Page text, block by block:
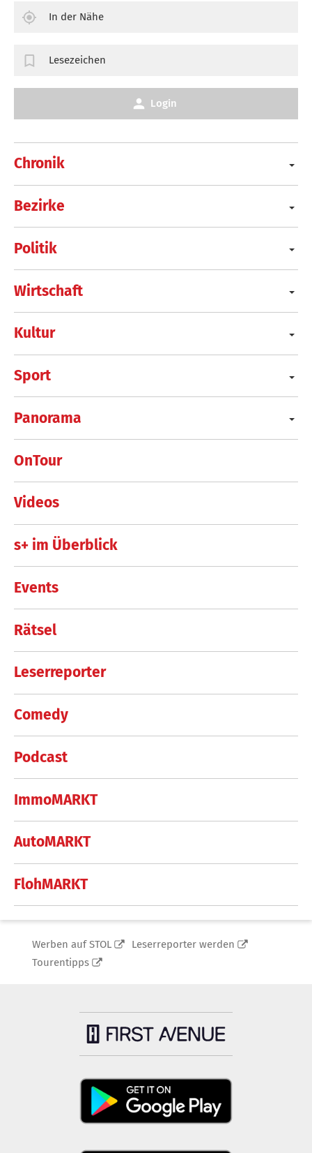
Chronik
Bezirke
Politik
Wirtschaft
Kultur
Sport
Panorama
OnTour
Videos
s+ im Überblick
Events
Rätsel
Leserreporter
Comedy
Podcast
ImmoMARKT
AutoMARKT
FlohMARKT
In der Nähe
Lesezeichen
Login
Werben auf STOL
Leserreporter werden
Tourentipps